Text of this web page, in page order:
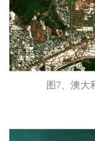
图7、澳大